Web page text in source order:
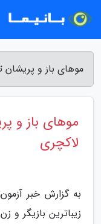
موهای باز و پریشان
موهای باز و
لاکچری
به گزارش خبر
زیباترین بازیگر و